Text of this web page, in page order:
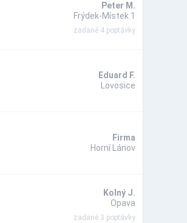
Peter M.
Frýdek-Místek 1
zadané 4 poptávky
Eduard F.
Lovosice
Firma
Horní Lánov
Kolný J.
Opava
zadané 3 poptávky